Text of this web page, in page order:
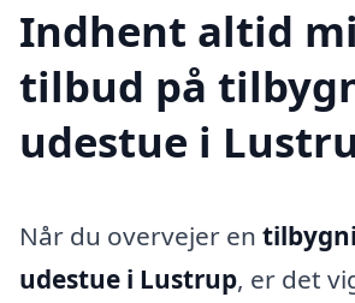
Indhent altid
tilbud på
udestue i
Når du overvejer en
udestue i Lustrup, er det